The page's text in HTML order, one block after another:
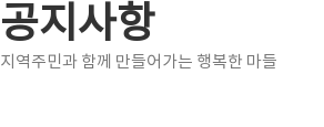
공지사항
지역주민과 함께 만들어가는 행복한 마들